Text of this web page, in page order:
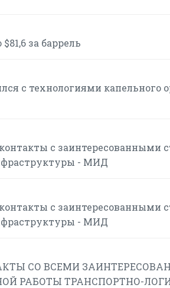
за баррель
с технологиями капельного
с заинтересованными
- МИД
с заинтересованными
- МИД
СО ВСЕМИ
РАБОТЫ ТРАНСПОРТНО-